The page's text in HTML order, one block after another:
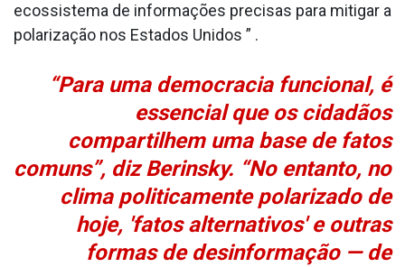
ecossistema de informações precisas para mitigar a
polarização nos Estados Unidos ” .
“Para uma democracia funcional, é
essencial que os cidadãos
compartilhem uma base de fatos
comuns”, diz Berinsky. “No entanto, no
clima politicamente polarizado de
hoje, 'fatos alternativos' e outras
formas de desinformação — de